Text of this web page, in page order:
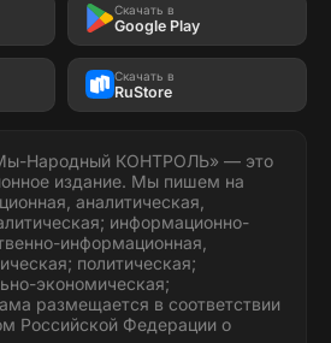
Скачать в
Google Play
Скачать в
RuStore
Народный КОНТРОЛЬ» — это
издание. Мы пишем на
аналитическая,
информационно-
информационная,
политическая;
экономическая;
размещается в соответствии
Российской Федерации о